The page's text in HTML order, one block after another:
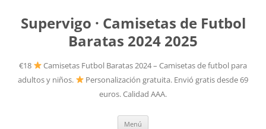
Supervigo · Camisetas de Futbol
Baratas 2024 2025
€18
Camisetas Futbol Baratas 2024 – Camisetas de futbol para
adultos y niños.
Personalización gratuita. Envió gratis desde 69
euros. Calidad AAA.
Menú